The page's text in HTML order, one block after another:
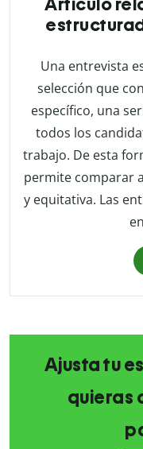
Artículo
Una entrevista
selección que
específico, una
todos los
trabajo. De esta
permite comparar
y equitativa. Las
Ajusta tu
quieras